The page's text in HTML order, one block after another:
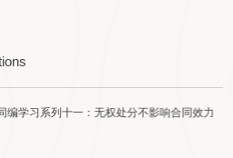
学习系列十一：无权处分不影响合同效力